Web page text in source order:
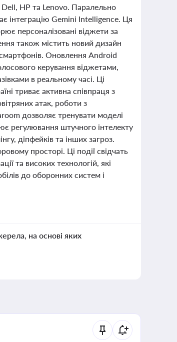
HP та Lenovo. Паралельно
інтеграцію Gemini Intelligence. Ця
персоналізовані віджети за
також містить новий дизайн
Оновлення Android
керування віджетами,
в реальному часі. Ці
триває активна співпраця з
атак, роботи з
дозволяє тренувати моделі
регулювання штучного інтелекту
діпфейків та інших загроз.
просторі. Ці події свідчать
та високих технологій, які
до оборонних систем і
на основі яких